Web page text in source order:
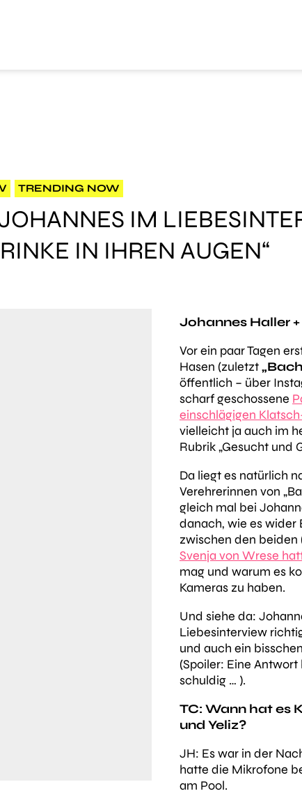
TRENDING NOW
IM
IN IHREN AUGEN“
Johannes Haller
Vor ein paar Tagen
Hasen (zuletzt
öffentlich – über
scharf geschossene
einschlägigen
vielleicht ja auch im
Rubrik „Gesucht und
Da liegt es natürlich
Verehrerinnen von
gleich mal bei
danach, wie es wider
zwischen den beiden
Svenja von Wrese
mag und warum es
Kameras zu haben.
Und siehe da:
Liebesinterview
und auch ein
(Spoiler: Eine
schuldig … ).
TC: Wann hat es
und Yeliz?
JH: Es war in der
hatte die Mikrofone
am Pool.